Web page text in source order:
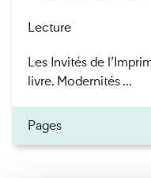
Lecture
Les Invités de
livre. Modernités ...
Pages